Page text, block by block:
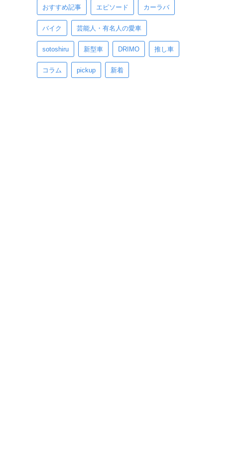
おすすめ記事 エピソード カーラバ
バイク 芸能人・有名人の愛車
sotoshiru 新型車 DRIMO 推し車
コラム pickup 新着